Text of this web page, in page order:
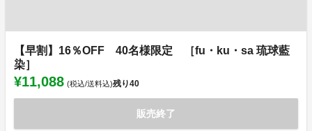
【早割】16％OFF 40名様限定 ［fu・ku・sa 琉球藍
染］
¥11,088 (税込/送料込)残り40
販売終了